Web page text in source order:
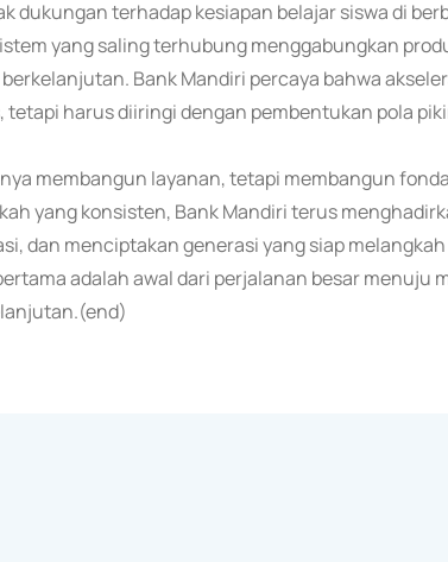
dukungan terhadap kesiapan belajar siswa di
yang saling terhubung menggabungkan
Bank Mandiri percaya bahwa
harus diiringi dengan pembentukan pola
membangun layanan, tetapi membangun
yang konsisten, Bank Mandiri terus
dan menciptakan generasi yang siap
adalah awal dari perjalanan besar menuju